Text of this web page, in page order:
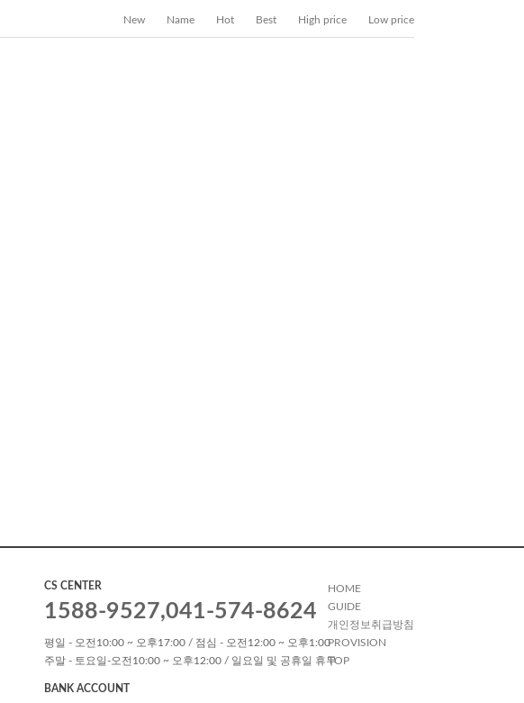
New Name Hot Best High price Low price
CS CENTER
1588-9527,041-574-8624
평일 - 오전10:00 ~ 오후17:00 / 점심 - 오전12:00 ~ 오후1:00
주말 - 토요일-오전10:00 ~ 오후12:00 / 일요일 및 공휴일 휴무
BANK ACCOUNT
HOME
GUIDE
개인정보취급방침
PROVISION
TOP